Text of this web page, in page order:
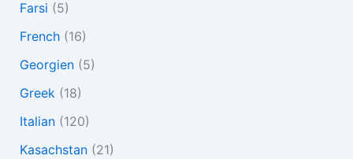
Farsi (5)
French(16)
Georgien(5)
Greek(18)
Italian(120)
Kasachstan(21)